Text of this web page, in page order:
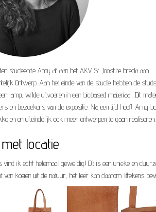
studeerde Amy af aan het AKV St. Joost te breda aan
Ontwerp. Aan het einde van de studie hebben de
lamp, wilde uitvoeren in een biobased materiaal. Dit
en bezoekers van de expositie. Na een tijd heeft Amy
en uiteindelijk ook meer ontwerpen te gaan
locatie
vind ik echt helemaal geweldig! Dit is een unieke en
koeien uit de natuur, het leer kan daarom littekens